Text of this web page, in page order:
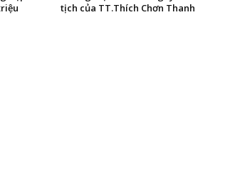
tịch của TT.Thích Chơn Thanh